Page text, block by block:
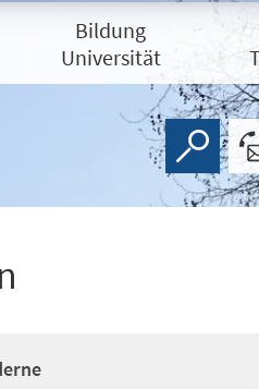
Bildung
Universität